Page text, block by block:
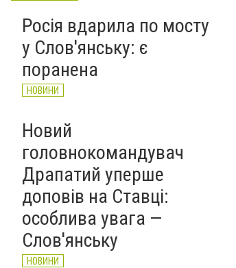
Росія вдарила по мосту
у Слов'янську: є
поранена
НОВИНИ
Новий
головнокомандувач
Драпатий уперше
доповів на Ставці:
особлива увага —
Слов'янську
НОВИНИ